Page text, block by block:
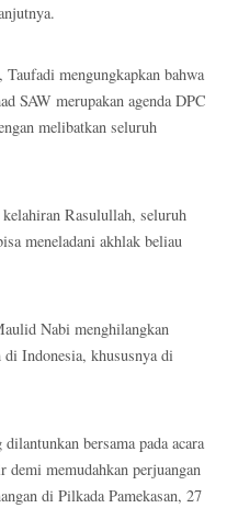
mengungkapkan bahwa
SAW merupakan agenda DPC
melibatkan seluruh
Rasulullah, seluruh
meneladani akhlak beliau
Nabi menghilangkan
di Indonesia, khususnya di
bersama pada acara
memudahkan perjuangan
di Pilkada Pamekasan, 27